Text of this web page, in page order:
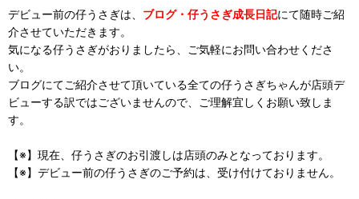
デビュー前の仔うさぎは、 ブログ・仔うさぎ成長日記にて随時ご紹
介させていただきます。
気になる仔うさぎがおりましたら、ご気軽にお問い合わせくださ
い。
ブログにてご紹介させて頂いている全ての仔うさぎちゃんが店頭デ
ビューする訳ではございませんので、ご理解宜しくお願い致しま
す。
【※】現在、仔うさぎのお引渡しは店頭のみとなっております。
【※】デビュー前の仔うさぎのご予約は、受け付けておりません。